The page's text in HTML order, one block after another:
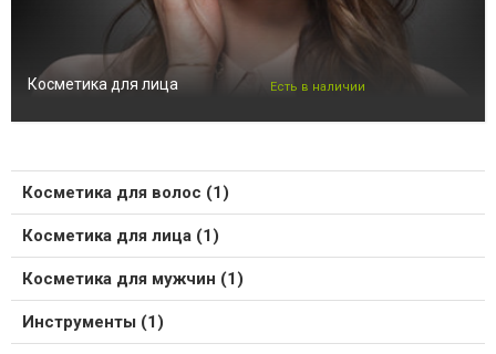
Косметика для лица Есть в наличии
Косметика для волос (1)
Косметика для лица (1)
Косметика для мужчин (1)
Инструменты (1)